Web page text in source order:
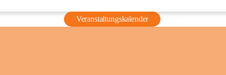
Veranstaltungskalender